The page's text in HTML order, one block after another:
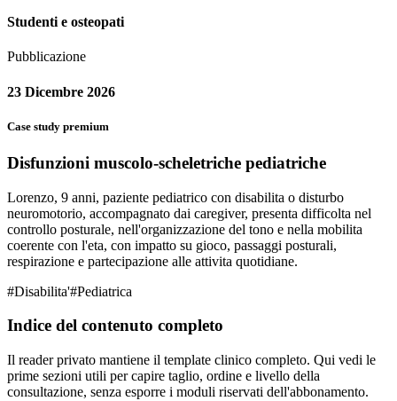
Studenti e osteopati
Pubblicazione
23 Dicembre 2026
Case study premium
Disfunzioni muscolo-scheletriche pediatriche
Lorenzo, 9 anni, paziente pediatrico con disabilita o disturbo
neuromotorio, accompagnato dai caregiver, presenta difficolta nel
controllo posturale, nell'organizzazione del tono e nella mobilita
coerente con l'eta, con impatto su gioco, passaggi posturali,
respirazione e partecipazione alle attivita quotidiane.
#Disabilita'#Pediatrica
Indice del contenuto completo
Il reader privato mantiene il template clinico completo. Qui vedi le
prime sezioni utili per capire taglio, ordine e livello della
consultazione, senza esporre i moduli riservati dell'abbonamento.